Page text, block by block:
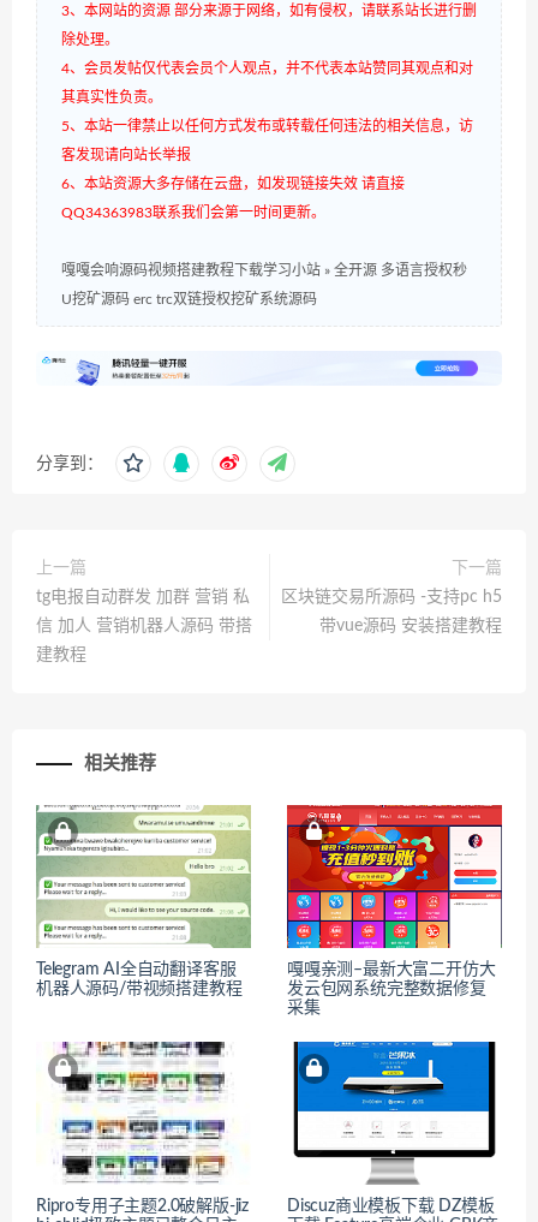
3、本网站的资源 部分来源于网络，如有侵权，请联系站长进行删
除处理。
4、会员发帖仅代表会员个人观点，并不代表本站赞同其观点和对
其真实性负责。
5、本站一律禁止以任何方式发布或转载任何违法的相关信息，访
客发现请向站长举报
6、本站资源大多存储在云盘，如发现链接失效 请直接
QQ34363983联系我们会第一时间更新。
嘎嘎会响源码视频搭建教程下载学习小站 » 全开源 多语言授权秒
U挖矿源码 erc trc双链授权挖矿系统源码
分享到：
上一篇
tg电报自动群发 加群 营销 私
信 加人 营销机器人源码 带搭
建教程
下一篇
区块链交易所源码 -支持pc h5
带vue源码 安装搭建教程
相关推荐
Telegram AI全自动翻译客服
机器人源码/带视频搭建教程
嘎嘎亲测–最新大富二开仿大
发云包网系统完整数据修复
采集
Ripro专用子主题2.0破解版-jiz
Discuz商业模板下载 DZ模板